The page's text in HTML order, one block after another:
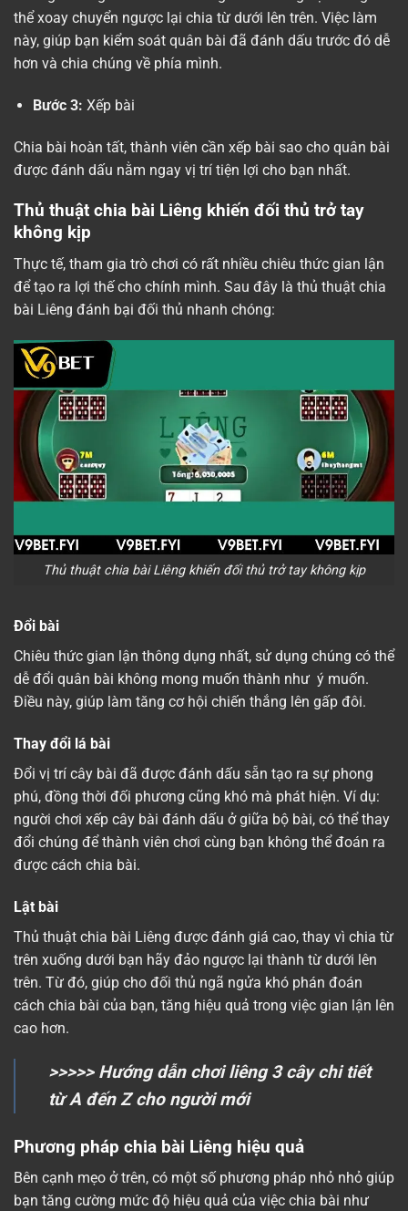
thể xoay chuyển ngược lại chia từ dưới lên trên. Việc làm
này, giúp bạn kiểm soát quân bài đã đánh dấu trước đó dễ
hơn và chia chúng về phía mình.
Bước 3: Xếp bài
Chia bài hoàn tất, thành viên cần xếp bài sao cho quân bài
được đánh dấu nằm ngay vị trí tiện lợi cho bạn nhất.
Thủ thuật chia bài Liêng khiến đối thủ trở tay
không kịp
Thực tế, tham gia trò chơi có rất nhiều chiêu thức gian lận
để tạo ra lợi thế cho chính mình. Sau đây là thủ thuật chia
bài Liêng đánh bại đối thủ nhanh chóng:
Thủ thuật chia bài Liêng khiến đối thủ trở tay không kịp
Đổi bài
Chiêu thức gian lận thông dụng nhất, sử dụng chúng có thể
dễ đổi quân bài không mong muốn thành như ý muốn.
Điều này, giúp làm tăng cơ hội chiến thắng lên gấp đôi.
Thay đổi lá bài
Đổi vị trí cây bài đã được đánh dấu sẵn tạo ra sự phong
phú, đồng thời đối phương cũng khó mà phát hiện. Ví dụ:
người chơi xếp cây bài đánh dấu ở giữa bộ bài, có thể thay
đổi chúng để thành viên chơi cùng bạn không thể đoán ra
được cách chia bài.
Lật bài
Thủ thuật chia bài Liêng được đánh giá cao, thay vì chia từ
trên xuống dưới bạn hãy đảo ngược lại thành từ dưới lên
trên. Từ đó, giúp cho đối thủ ngã ngửa khó phán đoán
cách chia bài của bạn, tăng hiệu quả trong việc gian lận lên
cao hơn.
>>>>> Hướng dẫn chơi liêng 3 cây chi tiết
từ A đến Z cho người mới
Phương pháp chia bài Liêng hiệu quả
Bên cạnh mẹo ở trên, có một số phương pháp nhỏ nhỏ giúp
bạn tăng cường mức độ hiệu quả của việc chia bài như